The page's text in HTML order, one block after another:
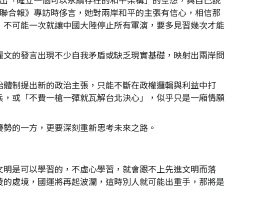
合報》專訪時侈言，她對兩岸和平的主張有信心，相信那
可能一次就讓中國大陸停止所有軍演，要多見習幾次才能
的發言出現不少自我矛盾或缺乏現實基礎，映射出兩岸問
制提出新的政治主張，只能不斷在政權邏輯與利益中打
或「不費一槍一彈就瓦解台北決心」，似乎只是一廂情願
的一方，更要深刻重新思考未來之路。
是可以學習的，不虛心學習，就會跟不上先進文明而落
處境，國運將再起波瀾，這時別人就可能出重手，那將是